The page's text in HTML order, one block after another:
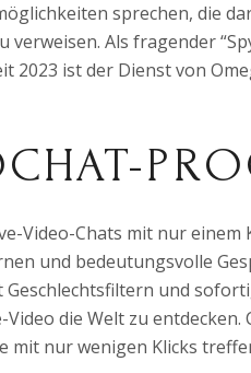
sprechen, die
verweisen. Als fragender
2023 ist der Dienst von
Video-Chats mit nur einem
und bedeutungsvolle
und
die Welt zu
mit nur wenigen Klicks